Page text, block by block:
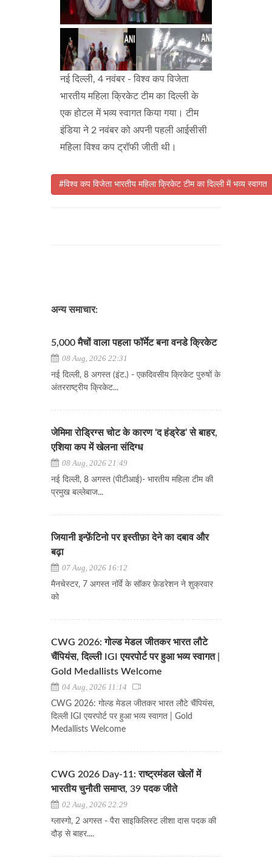
नई दिल्ली, 4 नवंबर - विश्व कप विजेता
भारतीय महिला क्रिकेट टीम का दिल्ली के
एक होटल में भव्य स्वागत किया गया। टीम
इंडिया ने 2 नवंबर को अपनी पहली आईसीसी
महिला विश्व कप ट्रॉफी जीती थी।
#विश्व कप विजेता भारतीय महिला क्रिकेट टीम का दिल्ली में भव्य स्वागत
अन्य समाचार:
5,000 मैचों वाला पहला फॉर्मेट बना वनडे क्रिकेट
08 Aug, 2026 22:31
नई दिल्ली, 8 अगस्त (इंट.) - एकदिवसीय क्रिकेट पुरुषों के
अंतरराष्ट्रीय क्रिकेट...
जेमिमा रोड्रिग्स चोट के कारण ‘द हंड्रेड’ से बाहर,
एशिया कप में खेलना संदिग्ध
08 Aug, 2026 21:49
नई दिल्ली, 8 अगस्त (पीटीआई)- भारतीय महिला टीम की
प्रमुख बल्लेबाज...
जियानी इन्फ़ेंटिनो पर इस्तीफ़ा देने का दबाव और
बढ़ा
07 Aug, 2026 16:12
मैनचेस्टर, 7 अगस्त नॉर्वे के सॉकर फ़ेडरेशन ने शुक्रवार
को
CWG 2026: गोल्ड मेडल जीतकर भारत लौटे
चैंपियंस, दिल्ली IGI एयरपोर्ट पर हुआ भव्य स्वागत |
Gold Medallists Welcome
04 Aug, 2026 11:14
CWG 2026: गोल्ड मेडल जीतकर भारत लौटे चैंपियंस,
दिल्ली IGI एयरपोर्ट पर हुआ भव्य स्वागत | Gold
Medallists Welcome
CWG 2026 Day-11: राष्ट्रमंडल खेलों में
भारतीय चुनौती समाप्त, 39 पदक जीते
02 Aug, 2026 22:29
ग्लास्गो, 2 अगस्त - पैरा साइकिलिस्ट लीशा दास पदक की
दौड़ से बाहर....